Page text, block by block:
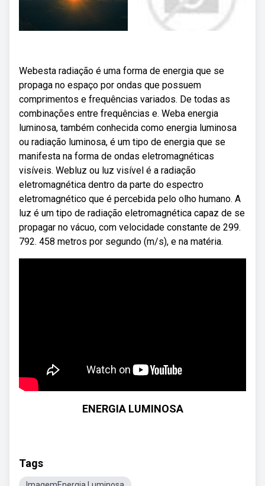
Webesta radiação é uma forma de energia que se
propaga no espaço por ondas que possuem
comprimentos e frequências variados. De todas as
combinações entre frequências e. Weba energia
luminosa, também conhecida como energia luminosa
ou radiação luminosa, é um tipo de energia que se
manifesta na forma de ondas eletromagnéticas
visíveis. Webluz ou luz visível é a radiação
eletromagnética dentro da parte do espectro
eletromagnético que é percebida pelo olho humano. A
luz é um tipo de radiação eletromagnética capaz de se
propagar no vácuo, com velocidade constante de 299.
792. 458 metros por segundo (m/s), e na matéria.
ENERGIA LUMINOSA
Tags